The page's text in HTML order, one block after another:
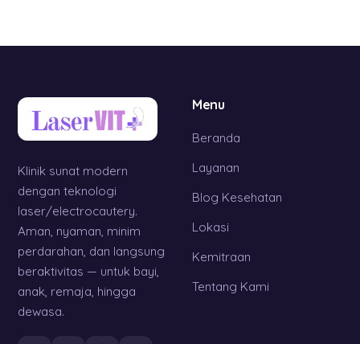
Klinik sunat modern
dengan teknologi
laser/electrocautery.
Aman, nyaman, minim
perdarahan, dan langsung
beraktivitas — untuk bayi,
anak, remaja, hingga
dewasa.
Menu
Beranda
Layanan
Blog Kesehatan
Lokasi
Kemitraan
Tentang Kami